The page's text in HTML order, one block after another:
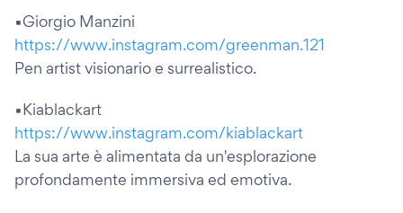
▪️Giorgio Manzini
https://www.instagram.com/greenman.121
Pen artist visionario e surrealistico.
▪️Kiablackart
https://www.instagram.com/kiablackart
La sua arte è alimentata da un'esplorazione
profondamente immersiva ed emotiva.